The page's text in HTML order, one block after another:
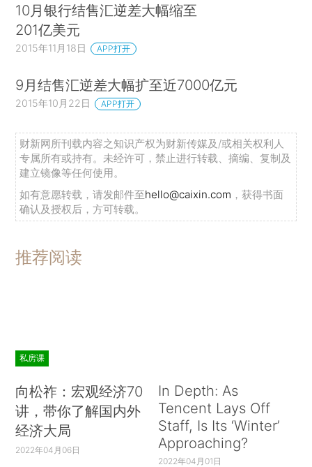
10月银行结售汇逆差大幅缩至
201亿美元
2015年11月18日 APP打开
9月结售汇逆差大幅扩至近7000亿元
2015年10月22日 APP打开
财新网所刊载内容之知识产权为财新传媒及/或相关权利人
专属所有或持有。未经许可，禁止进行转载、摘编、复制及
建立镜像等任何使用。
如有意愿转载，请发邮件至hello@caixin.com ，获得书面
确认及授权后，方可转载。
推荐阅读
私房课
向松祚：宏观经济70
讲，带你了解国内外
经济大局
2022年04月06日
In Depth: As
Tencent Lays Off
Staff, Is Its ‘Winter’
Approaching?
2022年04月01日